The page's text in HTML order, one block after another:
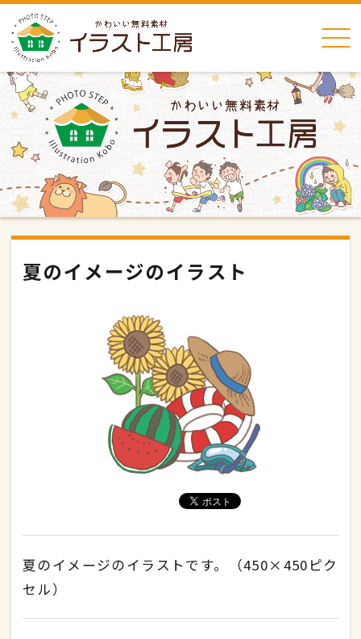
夏のイメージのイラスト
夏のイメージのイラストです。（450×450ピク
セル）